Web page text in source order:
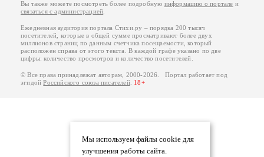
Мы используем файлы cookie для
улучшения работы сайта.
Вы также можете посмотреть более подробную информацию о портале и
связаться с администрацией
Ежедневная аудитория портала Стихи.ру – порядка 200 тысяч
посетителей, которые в общей сумме просматривают более двух
миллионов страниц по данным счетчика посещаемости, который
расположен справа от этого текста. В каждой графе указано по две
цифры: количество просмотров и количество посетителей.
© Все права принадлежат авторам, 2000-2026. Портал работает под
эгидойРоссийского союза писателей. 18+